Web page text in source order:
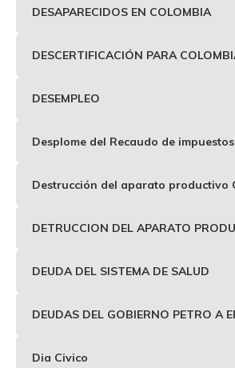
DESAPARECIDOS EN COLOMBIA
DESCERTIFICACIÓN PARA
DESEMPLEO
Desplome del Recaudo de impuestos
Destrucción del aparato productivo
DETRUCCION DEL APARATO
DEUDA DEL SISTEMA DE SALUD
DEUDAS DEL GOBIERNO PETRO A
Dia Civico